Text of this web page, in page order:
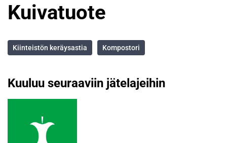
Kuivatuote
Kiinteistön keräysastia Kompostori
Kuuluu seuraaviin jätelajeihin